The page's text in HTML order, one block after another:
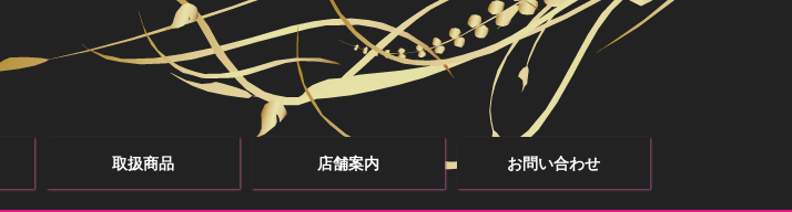
取扱商品 店舗案内 お問い合わせ